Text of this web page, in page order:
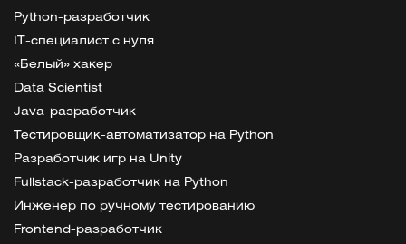
Python-разработчик
IT-специалист с нуля
«Белый» хакер
Data Scientist
Java-разработчик
Тестировщик-автоматизатор на Python
Разработчик игр на Unity
Fullstack-разработчик на Python
Инженер по ручному тестированию
Frontend-разработчик